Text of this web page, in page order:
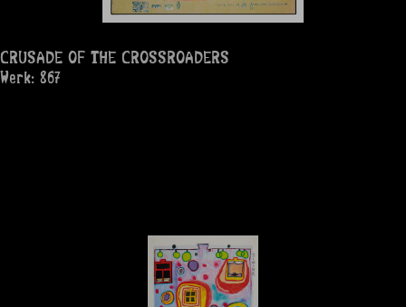
CRUSADE OF THE CROSSROADERS
Werk: 867